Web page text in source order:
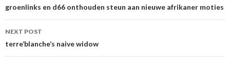
navigation
groenlinks en d66 onthouden steun aan nieuwe afrikaner moties
NEXT POST
terre’blanche’s naive widow